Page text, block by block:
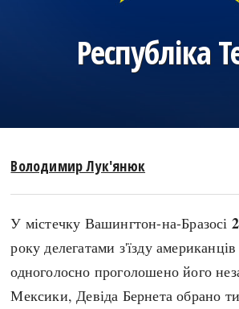
СЬОГОДНІ
ПРАВИЛА ЖИТТЯ
КАРТИ
НОТА БЕНЕ
ПРЯМА
МОЯ
Республіка
Володимир Лук'янюк
У містечку Вашингтон-на-Бразосі
року делегатами з'їзду
одноголосно проголошено його
Мексики, Девіда Бернета обрано